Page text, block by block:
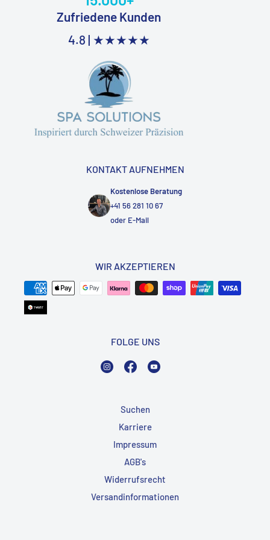
Zufriedene Kunden
4.8 | ★★★★★
KONTAKT AUFNEHMEN
Kostenlose Beratung
+41 56 281 10 67
oder E-Mail
WIR AKZEPTIEREN
FOLGE UNS
InstagramFacebook
Suchen
Karriere
Impressum
AGB's
Widerrufsrecht
Versandinformationen